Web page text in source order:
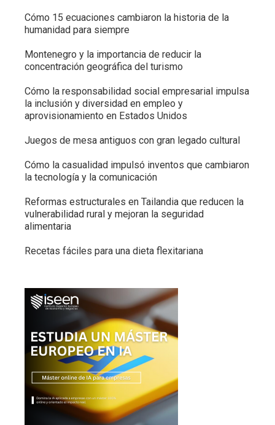
Cómo 15 ecuaciones cambiaron la historia de la
humanidad para siempre
Montenegro y la importancia de reducir la
concentración geográfica del turismo
Cómo la responsabilidad social empresarial impulsa
la inclusión y diversidad en empleo y
aprovisionamiento en Estados Unidos
Juegos de mesa antiguos con gran legado cultural
Cómo la casualidad impulsó inventos que cambiaron
la tecnología y la comunicación
Reformas estructurales en Tailandia que reducen la
vulnerabilidad rural y mejoran la seguridad
alimentaria
Recetas fáciles para una dieta flexitariana